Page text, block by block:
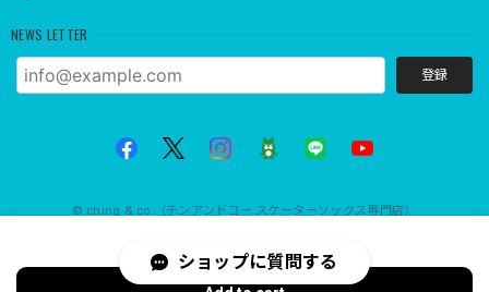
NEWS LETTER
登録
© ching & co.（チンアンドコー スケーターソックス専門店）
International shipping available
ショップに質問する